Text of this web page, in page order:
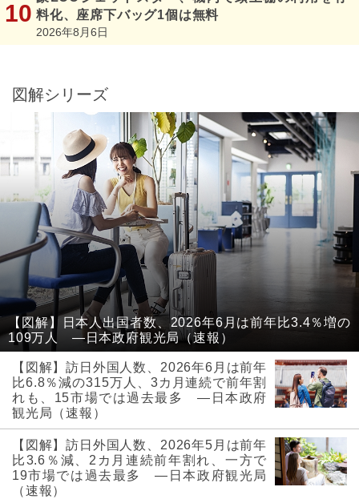
料化、座席下バッグ1個は無料
2026年8月6日
図解シリーズ
【図解】日本人出国者数、2026年6月は前年比3.4％増の
109万人 ―日本政府観光局（速報）
【図解】訪日外国人数、2026年6月は前年
比6.8％減の315万人、3カ月連続で前年割
れも、15市場では過去最多 ―日本政府
観光局（速報）
【図解】訪日外国人数、2026年5月は前年
比3.6％減、2カ月連続前年割れ、一方で
19市場では過去最多 ―日本政府観光局
（速報）